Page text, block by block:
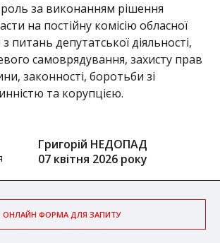
за виконанням рішення
на постійну комісію обласної
питань депутатської діяльності,
самоврядування, захисту прав
законності, боротьби зі
та корупцією.
Григорій НЕДОПАД
07 квітня 2026 року
ОНЛАЙН ФОРМА ДЛЯ ЗАПИТУ